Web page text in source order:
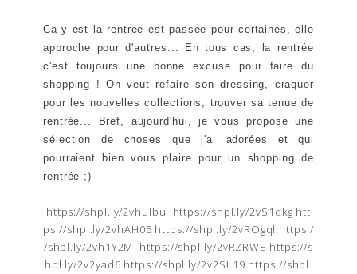
Ca y est la rentrée est passée pour certaines, elle
approche pour d'autres... En tous cas, la rentrée
c'est toujours une bonne excuse pour faire du
shopping ! On veut refaire son dressing, craquer
pour les nouvelles collections, trouver sa tenue de
rentrée... Bref, aujourd'hui, je vous propose une
sélection de choses que j'ai adorées et qui
pourraient bien vous plaire pour un shopping de
rentrée ;)
https://shpl.ly/2vhuIbu https://shpl.ly/2vS1dkg htt
ps://shpl.ly/2vhAH05 https://shpl.ly/2vROgql https:/
/shpl.ly/2vh1Y2M
https://shpl.ly/2vRZRWE https://s
hpl.ly/2v2yad6 https://shpl.ly/2v2SL19 https://shpl.